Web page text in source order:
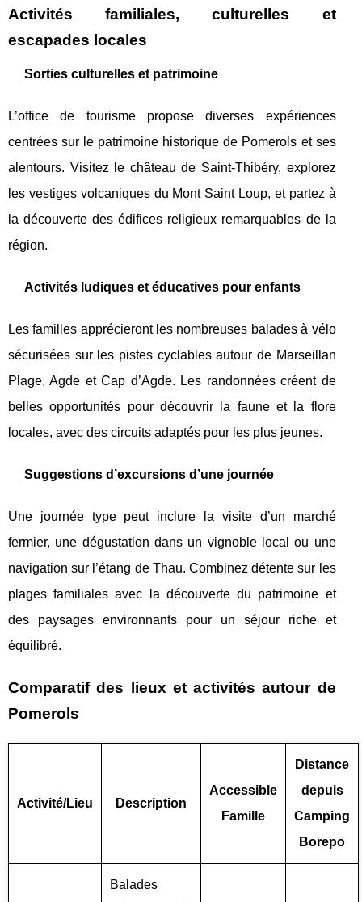
Activités familiales, culturelles et
escapades locales
Sorties culturelles et patrimoine
L’office de tourisme propose diverses expériences
centrées sur le patrimoine historique de Pomerols et ses
alentours. Visitez le château de Saint-Thibéry, explorez
les vestiges volcaniques du Mont Saint Loup, et partez à
la découverte des édifices religieux remarquables de la
région.
Activités ludiques et éducatives pour enfants
Les familles apprécieront les nombreuses balades à vélo
sécurisées sur les pistes cyclables autour de Marseillan
Plage, Agde et Cap d’Agde. Les randonnées créent de
belles opportunités pour découvrir la faune et la flore
locales, avec des circuits adaptés pour les plus jeunes.
Suggestions d’excursions d’une journée
Une journée type peut inclure la visite d’un marché
fermier, une dégustation dans un vignoble local ou une
navigation sur l’étang de Thau. Combinez détente sur les
plages familiales avec la découverte du patrimoine et
des paysages environnants pour un séjour riche et
équilibré.
Comparatif des lieux et activités autour de
Pomerols
Activité/Lieu Description
Accessible
Famille
Distance
depuis
Camping
Borepo
Balades